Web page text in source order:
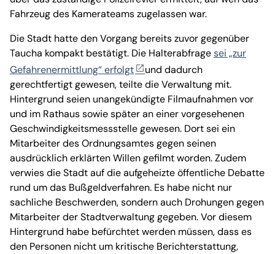
Fahrzeug des Kamerateams zugelassen war.
Die Stadt hatte den Vorgang bereits zuvor gegenüber
Taucha kompakt bestätigt. Die Halterabfragesei „zur
Gefahrenermittlung“ erfolgt
und dadurch
gerechtfertigt gewesen, teilte die Verwaltung mit.
Hintergrund seien unangekündigte Filmaufnahmen vor
und im Rathaus sowie später an einer vorgesehenen
Geschwindigkeitsmessstelle gewesen. Dort sei ein
Mitarbeiter des Ordnungsamtes gegen seinen
ausdrücklich erklärten Willen gefilmt worden. Zudem
verwies die Stadt auf die aufgeheizte öffentliche Debatte
rund um das Bußgeldverfahren. Es habe nicht nur
sachliche Beschwerden, sondern auch Drohungen gegen
Mitarbeiter der Stadtverwaltung gegeben. Vor diesem
Hintergrund habe befürchtet werden müssen, dass es
den Personen nicht um kritische Berichterstattung,